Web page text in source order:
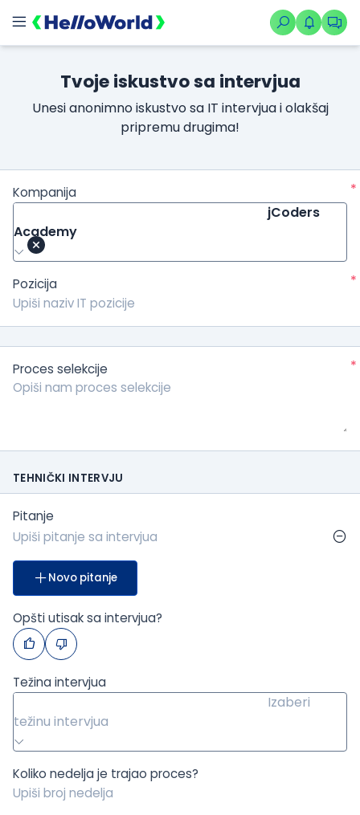
Tvoje iskustvo sa intervjua
Unesi anonimno iskustvo sa IT intervjua i olakšaj
pripremu drugima!
Kompanija
*
jCoders
Academy
Pozicija *
Proces selekcije *
TEHNIČKI INTERVJU
Pitanje
Novo pitanje
Opšti utisak sa intervjua?
Težina intervjua
Izaberi
težinu intervjua
Koliko nedelja je trajao proces?